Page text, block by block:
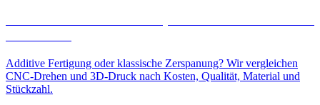
Additive Fertigung oder klassische Zerspanung? Wir vergleichen
CNC-Drehen und 3D-Druck nach Kosten, Qualität, Material und
Stückzahl.